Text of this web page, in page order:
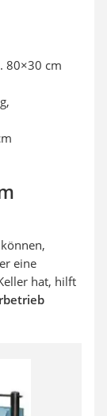
80×30 cm
eine
hat, hilft